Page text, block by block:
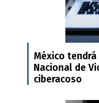
México
Nacional de
ciberacoso